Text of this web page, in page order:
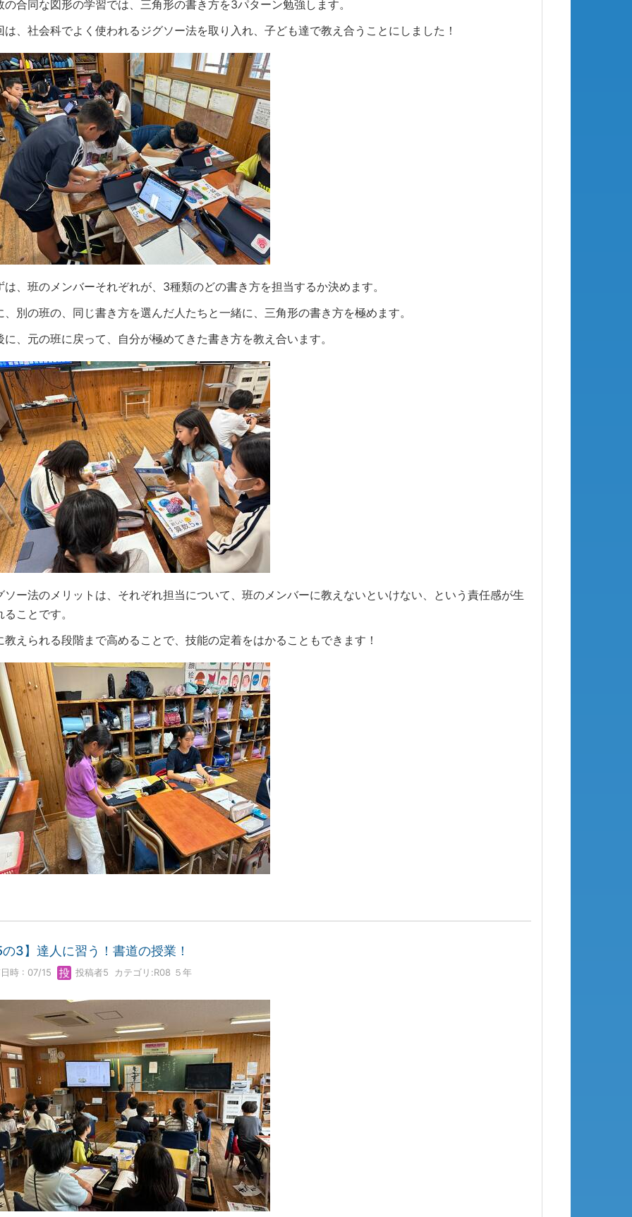
の合同な図形の学習では、三角形の書き方を3パターン勉強します。
は、社会科でよく使われるジグソー法を取り入れ、子ども達で教え合うことにしました！
は、班のメンバーそれぞれが、3種類のどの書き方を担当するか決めます。
、別の班の、同じ書き方を選んだ人たちと一緒に、三角形の書き方を極めます。
に、元の班に戻って、自分が極めてきた書き方を教え合います。
ソー法のメリットは、それぞれ担当について、班のメンバーに教えないといけない、という責任感が生
ることです。
教えられる段階まで高めることで、技能の定着をはかることもできます！
3】達人に習う！書道の授業！
時 : 07/15 投稿者5 カテゴリ:R08 ５年